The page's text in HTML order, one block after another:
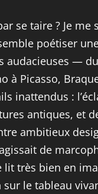
se taire ? Je me
poétiser
audacieuses —
à Picasso,
inattendus :
antiques, et
ambitieux
de
très bien en
le tableau